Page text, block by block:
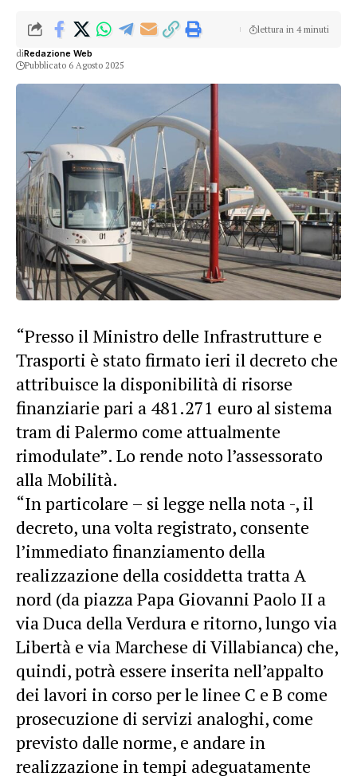
diRedazione Web
Pubblicato 6 Agosto 2025
lettura in 4 minuti
“Presso il Ministro delle Infrastrutture e
Trasporti è stato firmato ieri il decreto che
attribuisce la disponibilità di risorse
finanziarie pari a 481.271 euro al sistema
tram di Palermo come attualmente
rimodulate”. Lo rende noto l’assessorato
alla Mobilità.
“In particolare – si legge nella nota -, il
decreto, una volta registrato, consente
l’immediato finanziamento della
realizzazione della cosiddetta tratta A
nord (da piazza Papa Giovanni Paolo II a
via Duca della Verdura e ritorno, lungo via
Libertà e via Marchese di Villabianca) che,
quindi, potrà essere inserita nell’appalto
dei lavori in corso per le linee C e B come
prosecuzione di servizi analoghi, come
previsto dalle norme, e andare in
realizzazione in tempi adeguatamente